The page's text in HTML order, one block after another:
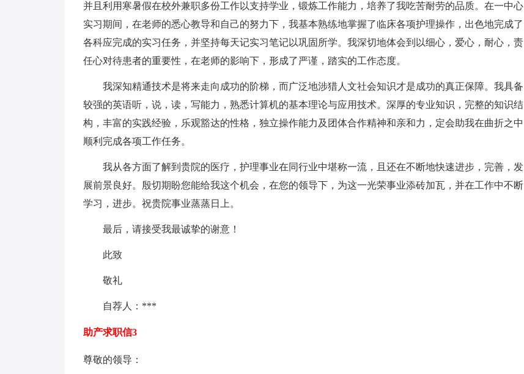
并且利用寒暑假在校外兼职多份工作以支持学业，锻炼工作能力，培养了我吃苦耐劳的品质。在一中心
实习期间，在老师的悉心教导和自己的努力下，我基本熟练地掌握了临床各项护理操作，出色地完成了
各科应完成的实习任务，并坚持每天记实习笔记以巩固所学。我深切地体会到以细心，爱心，耐心，责
任心对待患者的重要性，在老师的影响下，形成了严谨，踏实的工作态度。
我深知精通技术是将来走向成功的阶梯，而广泛地涉猎人文社会知识才是成功的真正保障。我具备
较强的英语听，说，读，写能力，熟悉计算机的基本理论与应用技术。深厚的专业知识，完整的知识结
构，丰富的实践经验，乐观豁达的性格，独立操作能力及团体合作精神和亲和力，定会助我在曲折之中
顺利完成各项工作任务。
我从各方面了解到贵院的医疗，护理事业在同行业中堪称一流，且还在不断地快速进步，完善，发
展前景良好。殷切期盼您能给我这个机会，在您的领导下，为这一光荣事业添砖加瓦，并在工作中不断
学习，进步。祝贵院事业蒸蒸日上。
最后，请接受我最诚挚的谢意！
此致
敬礼
自荐人：***
助产求职信3
尊敬的领导：